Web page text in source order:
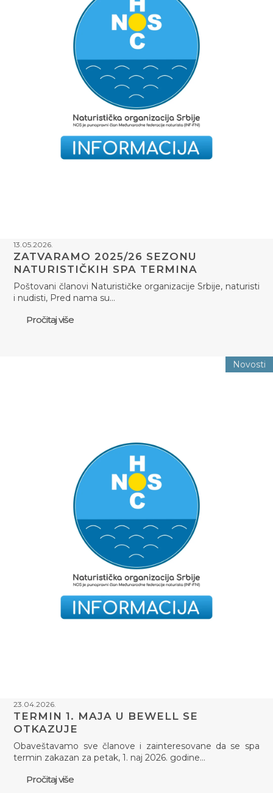
13.05.2026.
ZATVARAMO 2025/26 SEZONU
NATURISTIČKIH SPA TERMINA
Poštovani članovi Naturističke organizacije Srbije, naturisti
i nudisti, Pred nama su…
Pročitaj više
Novosti
23.04.2026.
TERMIN 1. MAJA U BEWELL SE
OTKAZUJE
Obaveštavamo sve članove i zainteresovane da se spa
termin zakazan za petak, 1. naj 2026. godine…
Pročitaj više